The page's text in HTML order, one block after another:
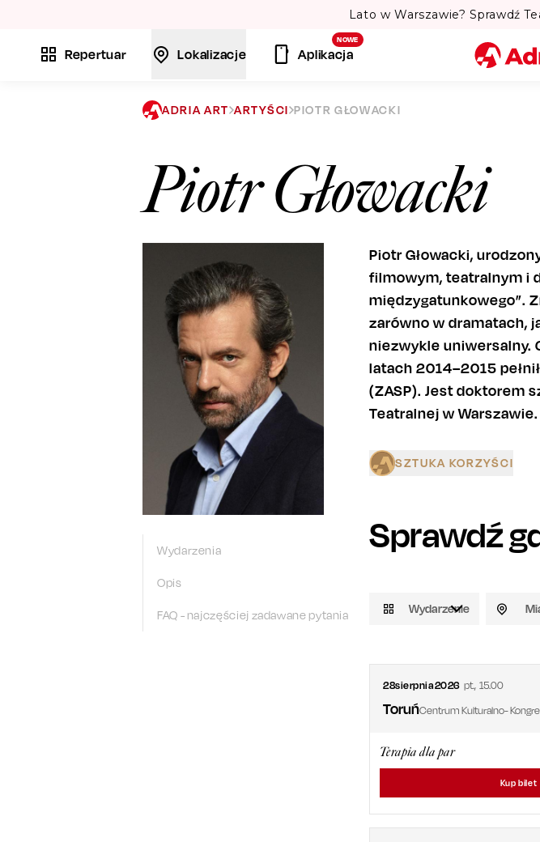
Lato w Warszawie? Sprawdź
Repertuar Lokalizacje
NOWE
Aplikacja
ADRIA ART ARTYŚCI PIOTR GŁOWACKI
Piotr Głowacki
Wydarzenia
Opis
FAQ - najczęściej zadawane pytania
Piotr Głowacki,
filmowym, teatralnym i
międzygatunkowego”.
zarówno w dramatach,
niezwykle uniwersalny.
latach 2014–2015
(ZASP). Jest doktorem
Teatralnej w Warszawie.
SZTUKA KORZYŚCI
Sprawdź
Wydarzenie
28sierpnia2026 pt., 15.00
ToruńCentrum Kulturalno-
Terapia dla par
Kup bilet